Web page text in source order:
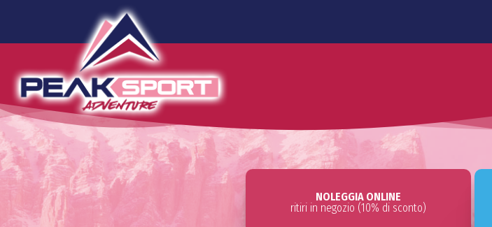
NOLEGGIA ONLINE
ritiri in negozio (10% di sconto)